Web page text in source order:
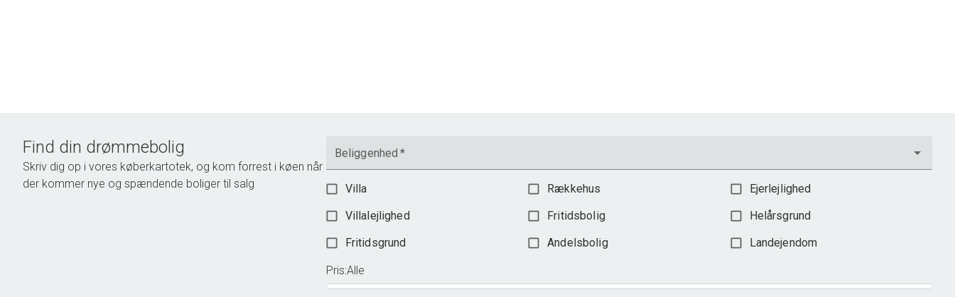
Find din drømmebolig
Skriv dig op i vores køberkartotek, og kom forrest i køen når
der kommer nye og spændende boliger til salg
Beliggenhed *
Villa Rækkehus
Ejerlejlighed
Villalejlighed
Fritidsbolig
Helårsgrund
Fritidsgrund
Andelsbolig Landejendom
Pris:Alle